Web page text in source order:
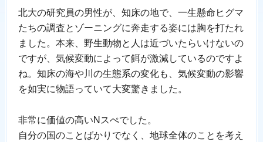
北大の研究員の男性が、知床の地で、一生懸命ヒグマ
たちの調査とゾーニングに奔走する姿には胸を打たれ
ました。本来、野生動物と人は近づいたらいけないの
ですが、気候変動によって餌が激減しているのですよ
ね。知床の海や川の生態系の変化も、気候変動の影響
を如実に物語っていて大変驚きました。
非常に価値の高いNスぺでした。
自分の国のことばかりでなく、地球全体のことを考え